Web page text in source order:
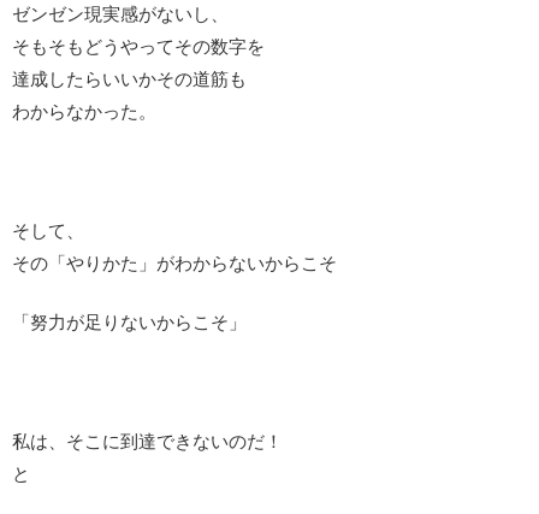
ゼンゼン現実感がないし、
そもそもどうやってその数字を
達成したらいいかその道筋も
わからなかった。
そして、
その「やりかた」がわからないからこそ
「努力が足りないからこそ」
私は、そこに到達できないのだ！
と